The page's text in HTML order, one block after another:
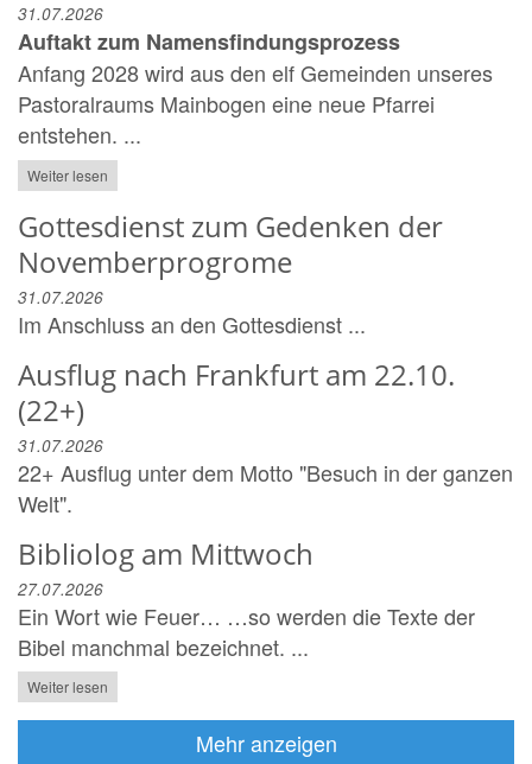
31.07.2026
Auftakt zum Namensfindungsprozess
Anfang 2028 wird aus den elf Gemeinden unseres
Pastoralraums Mainbogen eine neue Pfarrei
entstehen. ...
Weiter lesen
Gottesdienst zum Gedenken der
Novemberprogrome
31.07.2026
Im Anschluss an den Gottesdienst ...
Ausflug nach Frankfurt am 22.10.
(22+)
31.07.2026
22+ Ausflug unter dem Motto "Besuch in der ganzen
Welt".
Bibliolog am Mittwoch
27.07.2026
Ein Wort wie Feuer… …so werden die Texte der
Bibel manchmal bezeichnet. ...
Weiter lesen
Mehr anzeigen